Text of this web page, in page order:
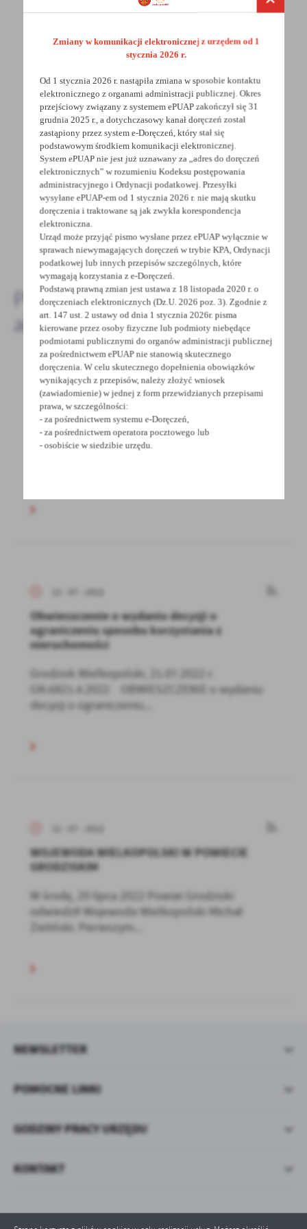
POWRÓT UDOSTĘPNIJ
POPRZEDNI NASTĘPNY
Spodobała Ci się informacja? Zostaw nam swoją opinię
- to dla Ciebie staramy się być najlepsi, a Twoje zdanie
bardzo nam w tym pomoże!
DODAJ KOMENTARZ
Pozostałe
aktualności
22 - 07 - 2022
JUBILEUSZ XXX-lecia GRODZISKIEJ POLICJI
W piątek 22 lipca 2022 roku w Grodzisku
Wielkopolskim odbyły się obchody Święta
Obwieszczenie o wydaniu decyzji o
ograniczeniu sposobu korzystania z
nieruchomości
Grodzisk Wielkopolski, 21.07.2022 r.
GN.6821.4.2022 OBWIESZCZENIE o wydaniu
decyzji o ograniczeniu...
WOJEWODA WIELKOPOLSKI W POWIECIE
GRODZISKIM
W środę, 20 lipca 2022 Powiat Grodziski
odwiedził Wojewoda Wielkopolski Michał
Zieliński. Pierwszym...
POMOCNE LINKI
NEWSLETTER
GODZINY PRACY URZĘDU
KONTAKT
Zmiany w komunikacji elektronicznej z urzędem od 1
stycznia 2026 r.
Od 1 stycznia 2026 r. nastąpiła zmiana w sposobie kontaktu
elektronicznego z organami administracji publicznej. Okres
przejściowy związany z systemem ePUAP zakończył się 31
grudnia 2025 r., a dotychczasowy kanał doręczeń został
zastąpiony przez system e-Doręczeń, który stał się
podstawowym środkiem komunikacji elektronicznej.
System ePUAP nie jest już uznawany za „adres do doręczeń
elektronicznych” w rozumieniu Kodeksu postępowania
administracyjnego i Ordynacji podatkowej. Przesyłki
wysyłane ePUAP-em od 1 stycznia 2026 r. nie mają skutku
doręczenia i traktowane są jak zwykła korespondencja
elektroniczna.
Urząd może przyjąć pismo wysłane przez ePUAP wyłącznie w
sprawach niewymagających doręczeń w trybie KPA, Ordynacji
podatkowej lub innych przepisów szczególnych, które
wymagają korzystania z e-Doręczeń.
Podstawą prawną zmian jest ustawa z 18 listopada 2020 r. o
doręczeniach elektronicznych (Dz.U. 2026 poz. 3). Zgodnie z
art. 147 ust. 2 ustawy od dnia 1 stycznia 2026r. pisma
kierowane przez osoby fizyczne lub podmioty niebędące
podmiotami publicznymi do organów administracji publicznej
za pośrednictwem ePUAP nie stanowią skutecznego
doręczenia. W celu skutecznego dopełnienia obowiązków
wynikających z przepisów, należy złożyć wniosek
(zawiadomienie) w jednej z form przewidzianych przepisami
prawa, w szczególności:
- za pośrednictwem systemu e-Doręczeń,
- za pośrednictwem operatora pocztowego lub
- osobiście w siedzibie urzędu.